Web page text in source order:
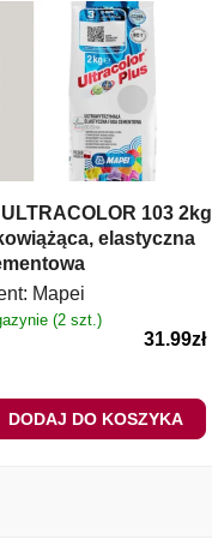
103 2kg
elastyczna
Mapei
(2 szt.)
31.99zł
DODAJ DO KOSZYKA